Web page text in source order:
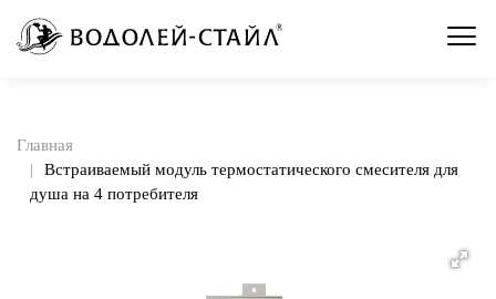
Главная
Встраиваемый модуль термостатического смесителя для
душа на 4 потребителя